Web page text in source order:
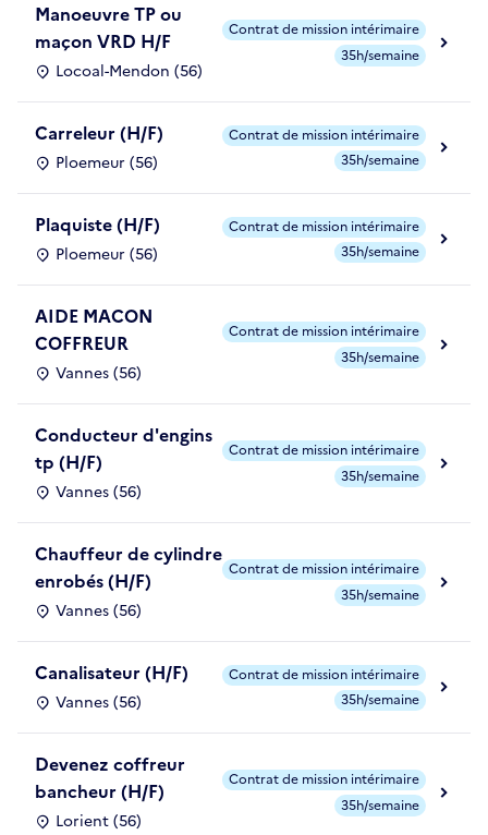
Manoeuvre TP ou
maçon VRD H/F
Locoal-Mendon (56)
Contrat de mission intérimaire
35h/semaine
Carreleur (H/F)
Ploemeur (56)
Contrat de mission intérimaire
35h/semaine
Plaquiste (H/F)
Ploemeur (56)
Contrat de mission intérimaire
35h/semaine
AIDE MACON
COFFREUR
Vannes (56)
Contrat de mission intérimaire
35h/semaine
Conducteur d'engins
tp (H/F)
Vannes (56)
Contrat de mission intérimaire
35h/semaine
Chauffeur de cylindre
enrobés (H/F)
Vannes (56)
Contrat de mission intérimaire
35h/semaine
Canalisateur (H/F)
Vannes (56)
Contrat de mission intérimaire
35h/semaine
Devenez coffreur
bancheur (H/F)
Lorient (56)
Contrat de mission intérimaire
35h/semaine